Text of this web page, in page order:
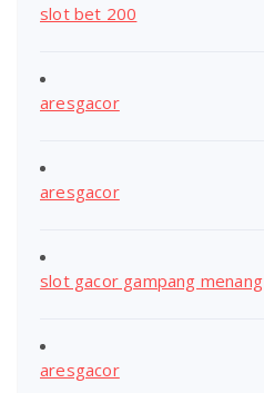
slot bet 200
aresgacor
aresgacor
slot gacor gampang menang
aresgacor